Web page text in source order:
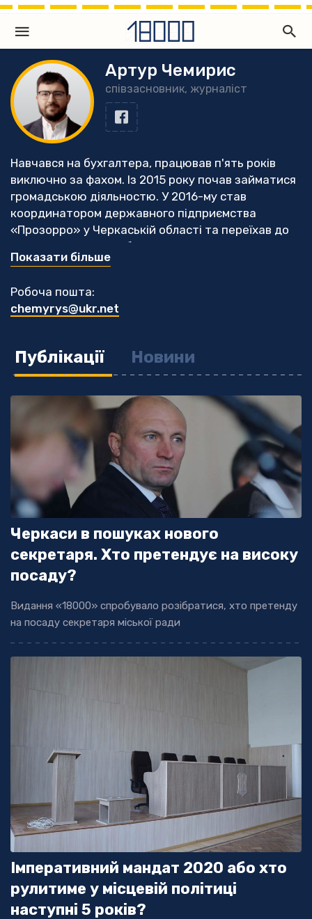
Артур Чемирис
співзасновник, журналіст
Навчався на бухгалтера, працював п'ять років
виключно за фахом. Із 2015 року почав займатися
громадською діяльностю. У 2016-му став
координатором державного підприємства
«Прозорро» у Черкаській області та переїхав до
Черкас. З того часу більше часу почав приділяти
саме моніторингу публічних закупівель, з часом
разом з колегами став співзасновником
незалежного черкаського медіа «18000», яке за
регіональних медіа.
Створюю аналітичні матеріали та журналістські
розслідування у текстових та відеоформатах.
Показати більше
Робоча пошта:
chemyrys@ukr.net
Публікації Новини
Черкаси в пошуках нового
секретаря. Хто претендує на високу
посаду?
Видання «18000» спробувало розібратися, хто претенду
на посаду секретаря міської ради
Імперативний мандат 2020 або хто
рулитиме у місцевій політиці
наступні 5 років?